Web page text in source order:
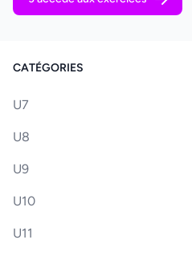
CATÉGORIES
U7
U8
U9
U10
U11